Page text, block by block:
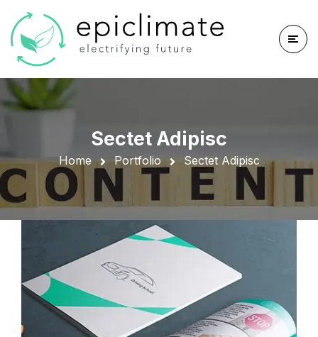
Sectet Adipisc
Home Portfolio Sectet Adipisc